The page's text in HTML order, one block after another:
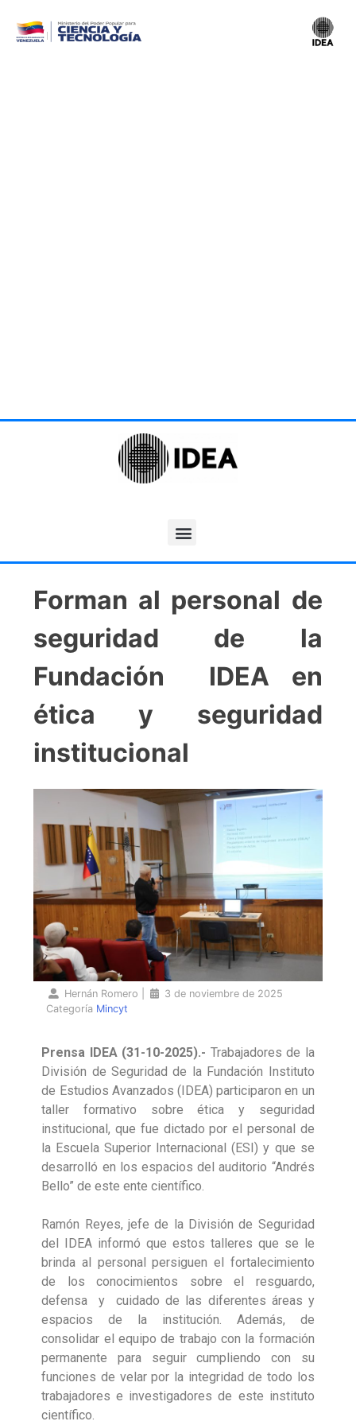
Forman al personal de
seguridad de la
Fundación IDEA en
ética y seguridad
institucional
Hernán Romero
3 de noviembre de 2025
Categoría Mincyt
Prensa IDEA (31-10-2025).- Trabajadores de la
División de Seguridad de la Fundación Instituto
de Estudios Avanzados (IDEA) participaron en un
taller formativo sobre ética y seguridad
institucional, que fue dictado por el personal de
la Escuela Superior Internacional (ESI) y que se
desarrolló en los espacios del auditorio “Andrés
Bello” de este ente científico.
Ramón Reyes, jefe de la División de Seguridad
del IDEA informó que estos talleres que se le
brinda al personal persiguen el fortalecimiento
de los conocimientos sobre el resguardo,
defensa y cuidado de las diferentes áreas y
espacios de la institución. Además, de
consolidar el equipo de trabajo con la formación
permanente para seguir cumpliendo con su
funciones de velar por la integridad de todo los
trabajadores e investigadores de este instituto
científico.